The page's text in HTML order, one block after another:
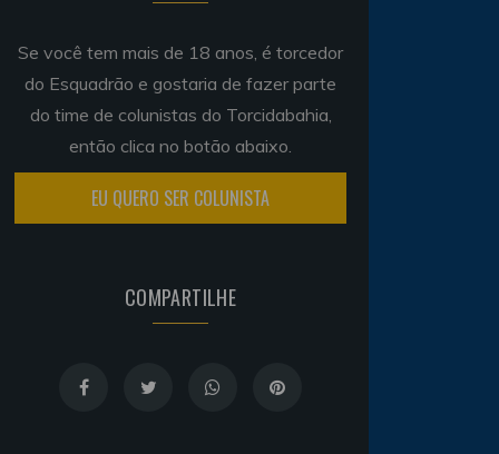
Se você tem mais de 18 anos, é torcedor
do Esquadrão e gostaria de fazer parte
do time de colunistas do Torcidabahia,
então clica no botão abaixo.
EU QUERO SER COLUNISTA
COMPARTILHE